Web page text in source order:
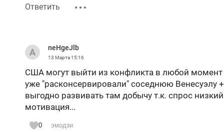
булочкой ездит на авто, пожирающий бензин
блокировать. Европа точно не возобновить
покупает российскую нефть, но туда и так
танкерами. Больше вряд ли Россия сможет
цены на товары Россию ждут, особенно из
Ответить
neHgeJlb
13 Марта15:16
США могут выйти из конфликта в любой момент
уже "расконсервировали" соседнюю Венесуэлу
выгодно развивать там добычу т.к. спрос
мотивация...
0 эмодзи